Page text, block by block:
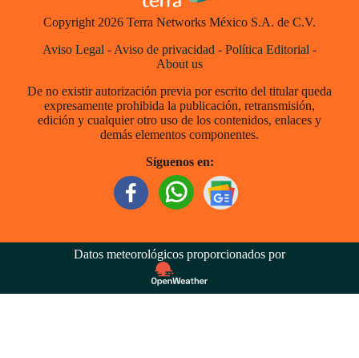
Copyright 2026 Terra Networks México S.A. de C.V.
Aviso Legal - Aviso de privacidad - Política Editorial -
About us
De no existir autorización previa por escrito del titular queda
expresamente prohibida la publicación, retransmisión,
edición y cualquier otro uso de los contenidos, enlaces y
demás elementos componentes.
Síguenos en:
Datos meteorológicos proporcionados por